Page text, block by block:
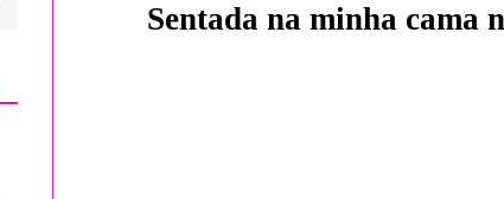
Sentada na minha cama